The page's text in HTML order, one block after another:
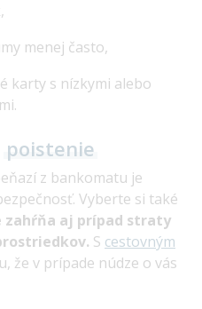
menej často,
karty s nízkymi alebo
poistenie
z bankomatu je
Vyberte si také
aj prípad straty
S cestovným
že v prípade núdze o vás